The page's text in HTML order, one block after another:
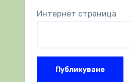
Интернет страница